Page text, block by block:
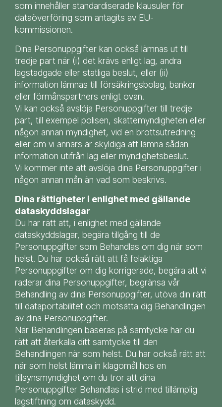
som innehåller standardiserade klausuler för
dataöverföring som antagits av EU-
kommissionen.
Dina Personuppgifter kan också lämnas ut till
tredje part när (i) det krävs enligt lag, andra
lagstadgade eller statliga beslut, eller (ii)
information lämnas till försäkringsbolag, banker
eller förmånspartners enligt ovan.
Vi kan också avslöja Personuppgifter till tredje
part, till exempel polisen, skattemyndigheten eller
någon annan myndighet, vid en brottsutredning
eller om vi annars är skyldiga att lämna sådan
information utifrån lag eller myndighetsbeslut.
Vi kommer inte att avslöja dina Personuppgifter i
någon annan mån än vad som beskrivs.
Dina rättigheter i enlighet med gällande
dataskyddslagar
Du har rätt att, i enlighet med gällande
dataskyddslagar, begära tillgång till de
Personuppgifter som Behandlas om dig när som
helst. Du har också rätt att få felaktiga
Personuppgifter om dig korrigerade, begära att vi
raderar dina Personuppgifter, begränsa vår
Behandling av dina Personuppgifter, utöva din rätt
till dataportabilitet och motsätta dig Behandlingen
av dina Personuppgifter.
När Behandlingen baseras på samtycke har du
rätt att återkalla ditt samtycke till den
Behandlingen när som helst. Du har också rätt att
när som helst lämna in klagomål hos en
tillsynsmyndighet om du tror att dina
Personuppgifter Behandlas i strid med tillämplig
lagstiftning om dataskydd.